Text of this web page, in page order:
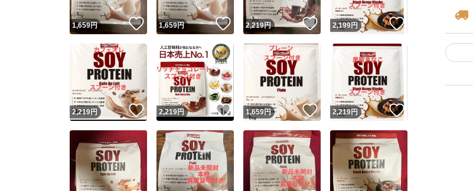
1,659円 いいね！
1,659円 いいね！
2,219円 いいね！
2,199円
2,219円 いいね！
2,219円 いいね！
1,659円 いいね！
2,219円